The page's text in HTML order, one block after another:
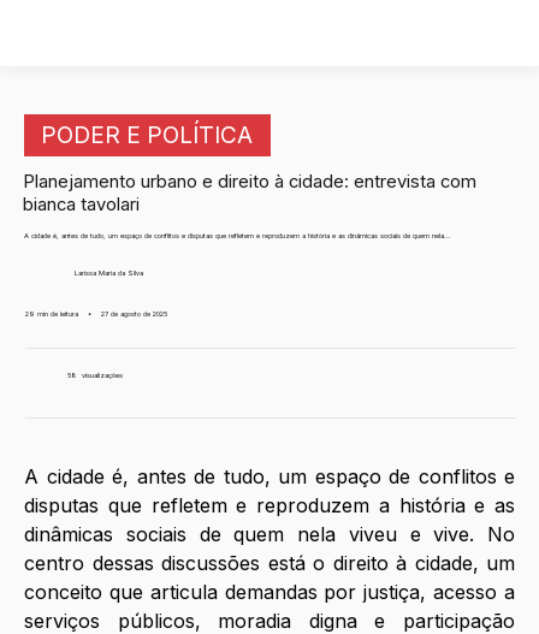
PODER E POLÍTICA
Planejamento urbano e direito à cidade: entrevista com
bianca tavolari
A cidade é, antes de tudo, um espaço de conflitos e disputas que refletem e reproduzem a história e as dinâmicas sociais de quem nela...
Larissa Maria da Silva
29 min de leitura • 27 de agosto de 2025
58 visualizações
A cidade é, antes de tudo, um espaço de conflitos e
disputas que refletem e reproduzem a história e as
dinâmicas sociais de quem nela viveu e vive. No
centro dessas discussões está o direito à cidade, um
conceito que articula demandas por justiça, acesso a
serviços públicos, moradia digna e participação